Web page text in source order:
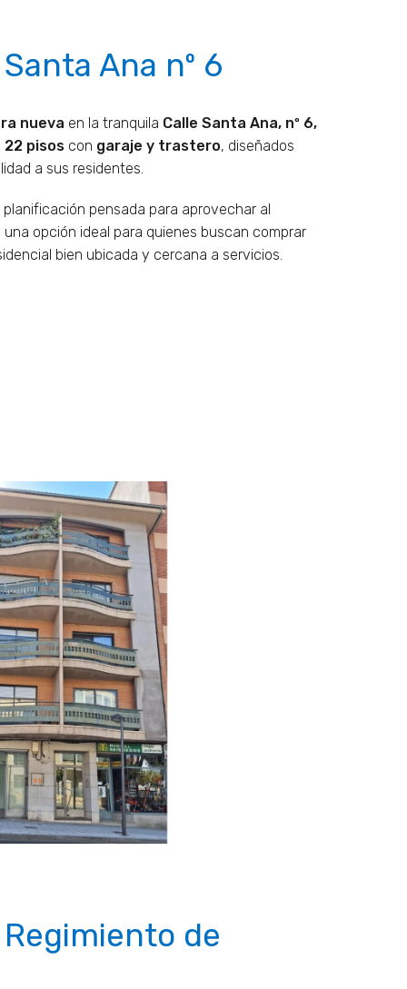
Ana nº 6
nueva en la tranquila Calle Santa Ana, nº 6,
22 pisos con garaje y trastero, diseñados
a sus residentes.
pensada para aprovechar al
opción ideal para quienes buscan comprar
bien ubicada y cercana a servicios.
de